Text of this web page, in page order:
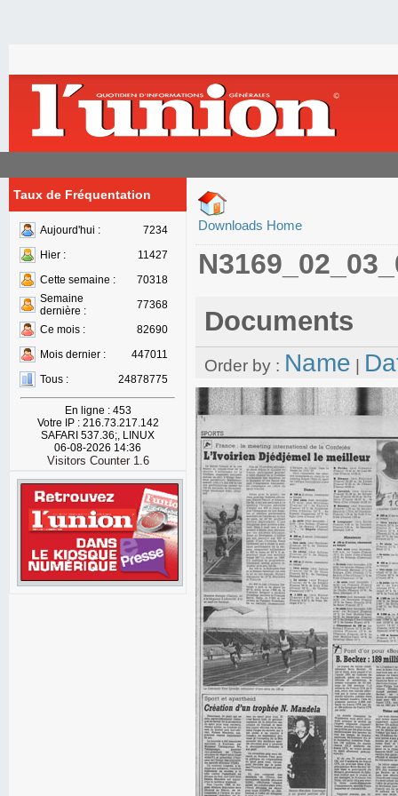
Taux de Fréquentation
Aujourd'hui :
7234
Hier :
11427
Cette semaine :
70318
Semaine
dernière :
77368
Ce mois :
82690
Mois dernier :
447011
Tous :
24878775
En ligne : 453
Votre IP : 216.73.217.142
SAFARI 537.36;, LINUX
06-08-2026 14:36
Visitors Counter 1.6
Downloads Home
Documents
Order by : Name